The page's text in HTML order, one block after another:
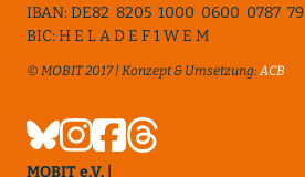
IBAN: DE82 8205 1000 0600 0787 79
BIC: H E L A D E F 1 W E M
© MOBIT 2017 | Konzept & Umsetzung:ACB
MOBIT e.V. |